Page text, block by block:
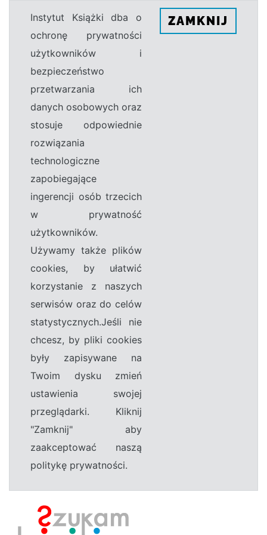
Instytut Książki dba o
ochronę prywatności
użytkowników i
bezpieczeństwo
przetwarzania ich
danych osobowych oraz
stosuje odpowiednie
rozwiązania
technologiczne
zapobiegające
ingerencji osób trzecich
w prywatność
użytkowników.
Używamy także plików
cookies, by ułatwić
korzystanie z naszych
serwisów oraz do celów
statystycznych.Jeśli nie
chcesz, by pliki cookies
były zapisywane na
Twoim dysku zmień
ustawienia swojej
przeglądarki. Kliknij
"Zamknij" aby
zaakceptować naszą
politykę prywatności.
ZAMKNIJ